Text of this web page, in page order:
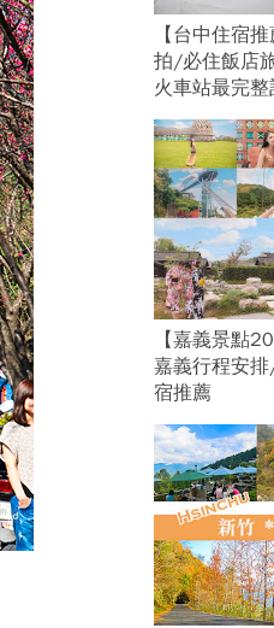
【台中住宿
拍/必住飯店
火車站最完整
【嘉義景點
嘉義行程安
宿推薦